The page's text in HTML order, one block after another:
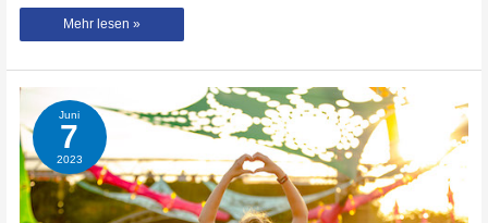
Reflex
in
16.06.23
–
18.06.23
Mehr lesen »
Juni
7
2023